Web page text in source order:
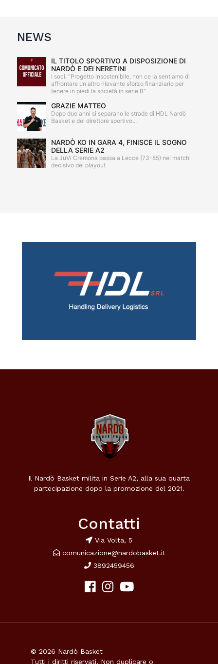
NEWS
IL TITOLO SPORTIVO A DISPOSIZIONE DI
NARDÒ E DEI NERETINI
I soci: "Progetto insostenibile, non ce la sentiamo di
affrontare un altro rilevante sforzo finanziario per
tenere in piedi la società in serie B"
GRAZIE MATTEO
Dopo due anni si separano le strade di HDL Nardò
Basket e del direttore sportivo...
NARDÒ KO IN GARA 4, FINISCE IL SOGNO
DELLA SERIE A2
La JuVi Cremona passa a Lecce (73-85) nel match
decisivo dei playout
Il Nardò Basket milita in Serie A2, alla sua quarta
partecipazione dopo la promozione del 2021.
Contatti
Via Volta, 5
comunicazione@nardobasket.it
3892459456
© 2026 Nardò Basket
Tutti i diritti riservati. Non duplicare o